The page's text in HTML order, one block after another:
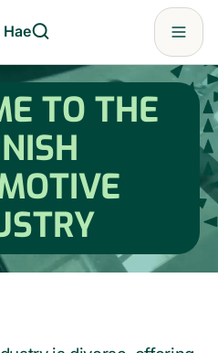
Hae
Hae
niitä nuolinäppäimillä ylös
TO THE